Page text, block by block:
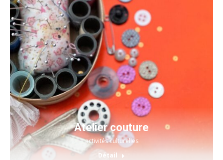
Atelier couture
activités culturelles
Détail